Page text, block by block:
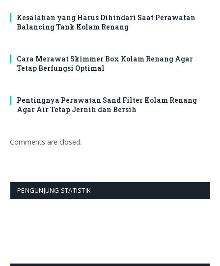
Kesalahan yang Harus Dihindari Saat Perawatan
Balancing Tank Kolam Renang
Cara Merawat Skimmer Box Kolam Renang Agar
Tetap Berfungsi Optimal
Pentingnya Perawatan Sand Filter Kolam Renang
Agar Air Tetap Jernih dan Bersih
Comments are closed.
PENGUNJUNG STATISTIK